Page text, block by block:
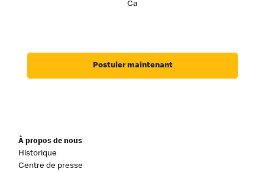
Ca
Postuler maintenant
À propos de nous
Historique
Centre de presse